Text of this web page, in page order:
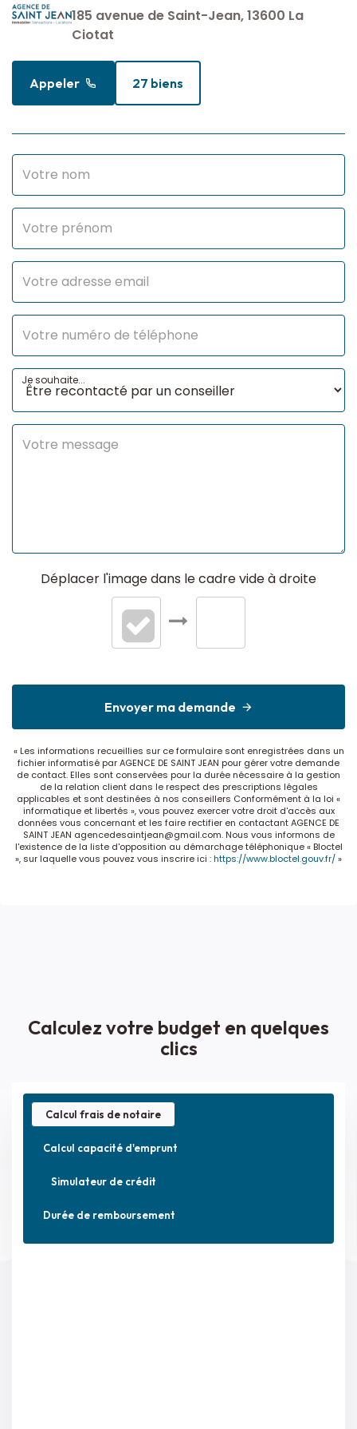
185 avenue de Saint-Jean, 13600 La
Ciotat
Appeler 27 biens
Je souhaite...
Déplacer l'image dans le cadre vide à droite
Envoyer ma demande
« Les informations recueillies sur ce formulaire sont enregistrées dans un
fichier informatisé par AGENCE DE SAINT JEAN pour gérer votre demande
de contact. Elles sont conservées pour la durée nécessaire à la gestion
de la relation client dans le respect des prescriptions légales
applicables et sont destinées à nos conseillers Conformément à la loi «
informatique et libertés », vous pouvez exercer votre droit d'accès aux
données vous concernant et les faire rectifier en contactant AGENCE DE
SAINT JEAN agencedesaintjean@gmail.com. Nous vous informons de
l'existence de la liste d'opposition au démarchage téléphonique « Bloctel
», sur laquelle vous pouvez vous inscrire ici :https://www.bloctel.gouv.fr/»
Calculez votre budget en quelques
clics
Calcul frais de notaire
Calcul capacité d'emprunt
Simulateur de crédit
Durée de remboursement